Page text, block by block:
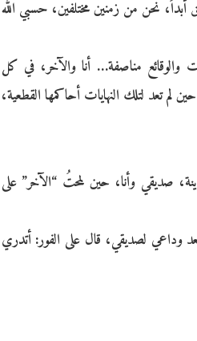
نحن من زمنين مختلفين، حسبي الله
والوقائع مناصفة… أنا والآخر، في كل
لم تعد لتلك النهايات أحاكمها القطعية،
صديقي وأنا، حين لمحتُ “الآخر” على
وداعي لصديقي، قال على الفور: أتدري